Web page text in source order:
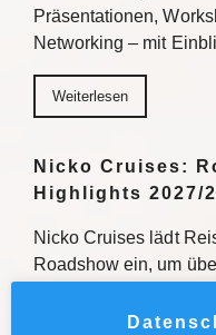
Präsentationen,
Networking – mit
Weiterlesen
Nicko Cruises:
Highlights 2027/
Nicko Cruises lädt
Roadshow ein, um
Verkaufstipps,